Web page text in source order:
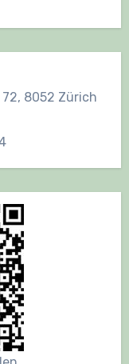
8052 Zürich